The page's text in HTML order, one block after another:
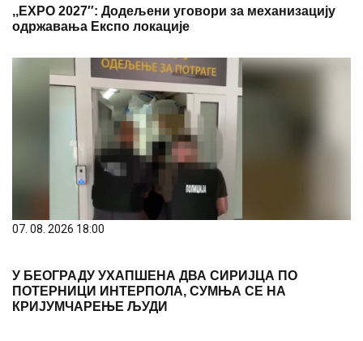
,,ЕXPO 2027″: Додељени уговори за механизацију
одржавања Експо локације
07. 08. 2026 18:00
У БЕОГРАДУ УХАПШЕНА ДВА СИРИЈЦА ПО
ПОТЕРНИЦИ ИНТЕРПОЛА, СУМЊА СЕ НА
КРИЈУМЧАРЕЊЕ ЉУДИ